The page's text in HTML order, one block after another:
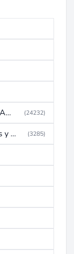
AUDIO (Equipos de Musica, Amplificadores, Reproductores, Etc) (24232)
Autoradio (Potencias, Radios y DVD) (3285)